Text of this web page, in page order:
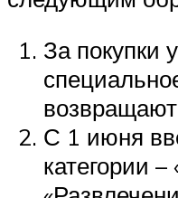
За покупки
С 1 июня
категории